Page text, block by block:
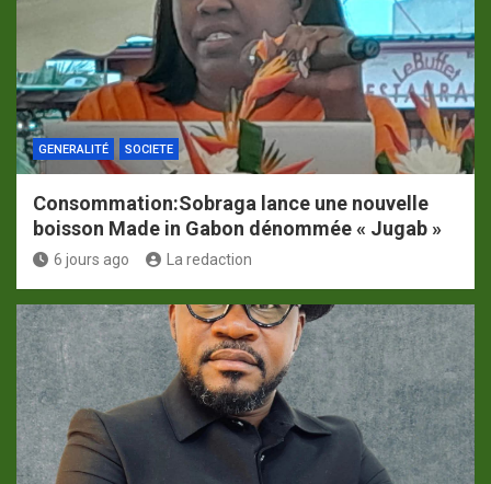
GENERALITÉ SOCIETE
Consommation:Sobraga lance une nouvelle
boisson Made in Gabon dénommée « Jugab »
6 jours ago La redaction